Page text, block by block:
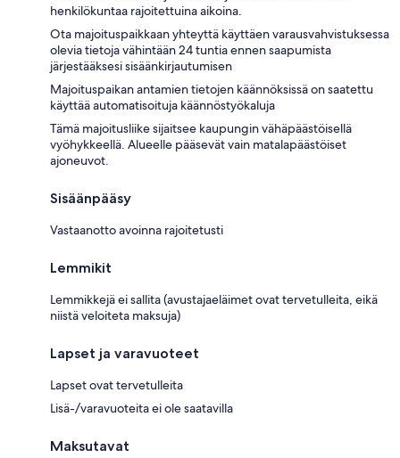
henkilökuntaa rajoitettuina aikoina.
Ota majoituspaikkaan yhteyttä käyttäen varausvahvistuksessa
olevia tietoja vähintään 24 tuntia ennen saapumista
järjestääksesi sisäänkirjautumisen
Majoituspaikan antamien tietojen käännöksissä on saatettu
käyttää automatisoituja käännöstyökaluja
Tämä majoitusliike sijaitsee kaupungin vähäpäästöisellä
vyöhykkeellä. Alueelle pääsevät vain matalapäästöiset
ajoneuvot.
Sisäänpääsy
Vastaanotto avoinna rajoitetusti
Lemmikit
Lemmikkejä ei sallita (avustajaeläimet ovat tervetulleita, eikä
niistä veloiteta maksuja)
Lapset ja varavuoteet
Lapset ovat tervetulleita
Lisä-/varavuoteita ei ole saatavilla
Maksutavat